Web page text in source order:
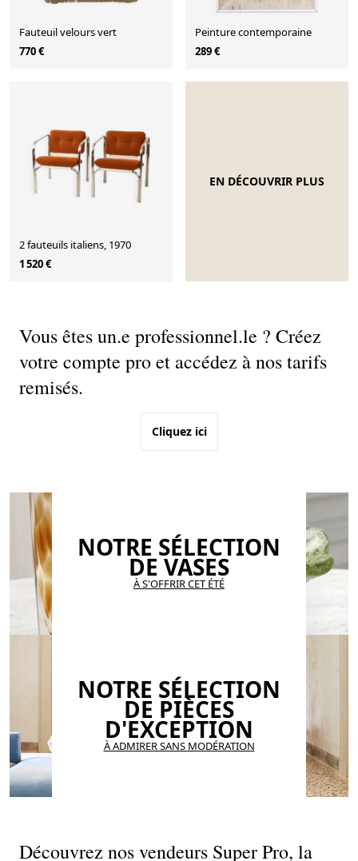
Fauteuil velours vert
770 €
Peinture contemporaine
289 €
2 fauteuils italiens, 1970
1 520 €
EN DÉCOUVRIR PLUS
Vous êtes un.e professionnel.le ? Créez
votre compte pro et accédez à nos tarifs
remisés.
Cliquez ici
NOTRE SÉLECTION
DE VASES
À S'OFFRIR CET ÉTÉ
NOTRE SÉLECTION
DE PIÈCES
D'EXCEPTION
À ADMIRER SANS MODÉRATION
Découvrez nos vendeurs Super Pro, la